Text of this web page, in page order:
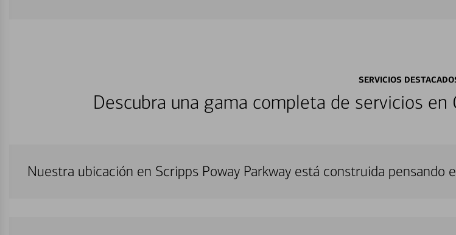
SERVICIOS
Descubra una gama completa de servicios
Nuestra ubicación en Scripps Poway Parkway está construida pensando